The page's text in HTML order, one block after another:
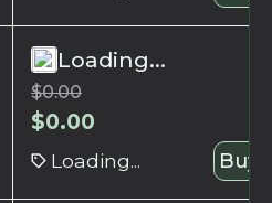
Loading...
$0.00
$0.00
Loading... Buy